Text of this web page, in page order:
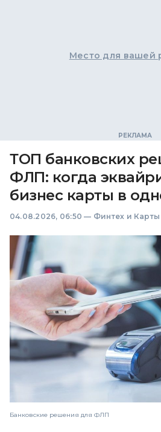
Место для вашей
ТОП банковских
ФЛП: когда
бизнес карты в
04.08.2026, 06:50 — Финтех и Карты
Банковские решения для ФЛП